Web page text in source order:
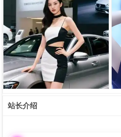
站长介绍